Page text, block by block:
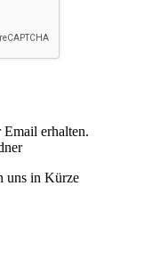
erhalten.
uns in Kürze